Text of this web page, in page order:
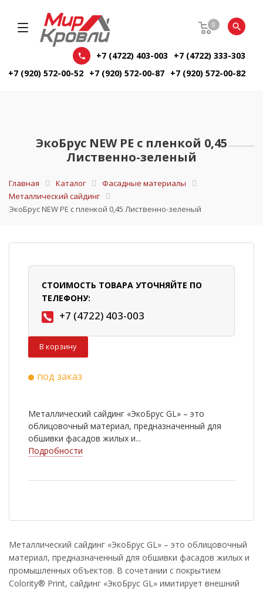
0
+7 (4722) 403-003
+7 (4722) 333-303
+7 (920) 572-00-52 +7 (920) 572-00-87 +7 (920) 572-00-82
ЭкоБрус NEW PE с пленкой 0,45
Лиственно-зеленый
Главная Каталог
Фасадные материалы
Металлический сайдинг
ЭкоБрус NEW PE с пленкой 0,45 Лиственно-зеленый
СТОИМОСТЬ ТОВАРА УТОЧНЯЙТЕ ПО
ТЕЛЕФОНУ:
+7 (4722) 403-003
В корзину
под заказ
Металлический сайдинг «ЭкоБрус GL» – это
облицовочный материал, предназначенный для
обшивки фасадов жилых и...
Подробности
Металлический сайдинг «ЭкоБрус GL» – это облицовочный
материал, предназначенный для обшивки фасадов жилых и
промышленных объектов. В сочетании с покрытием
Colority® Print, сайдинг «ЭкоБрус GL» имитирует внешний